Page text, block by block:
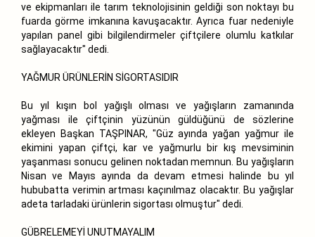
ve ekipmanları ile tarım teknolojisinin geldiği son noktayı bu
fuarda görme imkanına kavuşacaktır. Ayrıca fuar nedeniyle
yapılan panel gibi bilgilendirmeler çiftçilere olumlu katkılar
sağlayacaktır" dedi.
YAĞMUR ÜRÜNLERİN SİGORTASIDIR
Bu yıl kışın bol yağışlı olması ve yağışların zamanında
yağması ile çiftçinin yüzünün güldüğünü de sözlerine
ekleyen Başkan TAŞPINAR, "Güz ayında yağan yağmur ile
ekimini yapan çiftçi, kar ve yağmurlu bir kış mevsiminin
yaşanması sonucu gelinen noktadan memnun. Bu yağışların
Nisan ve Mayıs ayında da devam etmesi halinde bu yıl
hububatta verimin artması kaçınılmaz olacaktır. Bu yağışlar
adeta tarladaki ürünlerin sigortası olmuştur" dedi.
GÜBRELEMEYİ UNUTMAYALIM